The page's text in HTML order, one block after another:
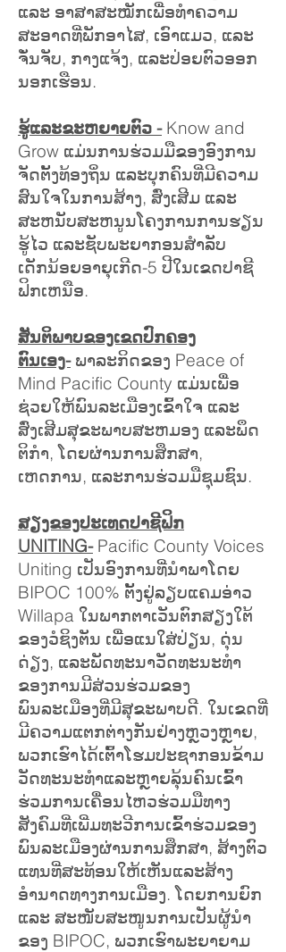
ແລະ ອາສາສະໝັກເພື່ອທຳຄວາມ
ສະອາດທີ່ພັກອາໄສ, ເອົາແມວ, ແລະ
ຈັ່ນຈັບ, ກາງແຈ້ງ, ແລະປ່ອຍຕົວອອກ
ນອກເຮືອນ.
ຮູ້​ແລະ​ຂະ​ຫຍາຍ​ຕົວ - Know and
Grow ແມ່ນການຮ່ວມມືຂອງອົງການ
ຈັດຕັ້ງທ້ອງຖິ່ນ ແລະບຸກຄົນທີ່ມີຄວາມ
ສົນໃຈໃນການສ້າງ, ສົ່ງເສີມ ແລະ
ສະຫນັບສະຫນູນໂຄງການການຮຽນ
ຮູ້ໄວ ແລະຊັບພະຍາກອນສໍາລັບ
ເດັກນ້ອຍອາຍຸເກີດ-5 ປີໃນເຂດປາຊີ
ຟິກເຫນືອ.
ສັນຕິພາບຂອງເຂດປົກຄອງ
ຕົນເອງ-ພາລະກິດຂອງ Peace of
Mind Pacific County ແມ່ນເພື່ອ
ຊ່ວຍໃຫ້ພົນລະເມືອງເຂົ້າໃຈ ແລະ
ສົ່ງເສີມສຸຂະພາບສະຫມອງ ແລະພຶດ
ຕິກໍາ, ໂດຍຜ່ານການສຶກສາ,
ເຫດການ, ແລະການຮ່ວມມືຊຸມຊົນ.
ສຽງ​ຂອງ​ປະ​ເທດ​ປາ​ຊີ​ຟິກ
UNITING- Pacific County Voices
Uniting ເປັນອົງການທີ່ນຳພາໂດຍ
BIPOC 100% ຕັ້ງຢູ່ລຽບແຄມອ່າວ
Willapa ໃນພາກຕາເວັນຕົກສຽງໃຕ້
ຂອງວໍຊິງຕັນ ເພື່ອແນໃສ່ປ່ຽນ, ດຸ່ນ
ດ່ຽງ, ແລະພັດທະນາວັດທະນະທໍາ
ຂອງການມີສ່ວນຮ່ວມຂອງ
ພົນລະເມືອງທີ່ມີສຸຂະພາບດີ. ໃນ​ເຂດ​ທີ່​
ມີ​ຄວາມ​ແຕກ​ຕ່າງ​ກັນ​ຢ່າງ​ຫຼວງ​ຫຼາຍ,
ພວກ​ເຮົາ​ໄດ້​ເຕົ້າ​ໂຮມ​ປະຊາກອນ​ຂ້າມ​
ວັດທະນະທຳ​ແລະ​ຫຼາຍ​ລຸ້ນຄົນ​ເຂົ້າ​
ຮ່ວມ​ການ​ເຄື່ອນ​ໄຫວ​ຮ່ວມ​ມື​ທາງ​
ສັງຄົມ​ທີ່​ເພີ່ມ​ທະວີ​ການ​ເຂົ້າ​ຮ່ວມ​ຂອງ​
ພົນລະ​ເມືອງ​ຜ່ານ​ການ​ສຶກສາ, ສ້າງ​ຕົວ​
ແທນ​ທີ່​ສະທ້ອນ​ໃຫ້​ເຫັນ​ແລະ​ສ້າງ​
ອຳນາດ​ທາງ​ການ​ເມືອງ. ໂດຍການຍົກ
ແລະ ສະໜັບສະໜູນການເປັນຜູ້ນຳ
ຂອງ BIPOC, ພວກເຮົາພະຍາຍາມ